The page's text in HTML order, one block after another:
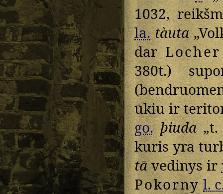
1032,
la. tàuta
darLocher
380t.)
ūkiu ir
go. þiuda„t.
kuris yra
tāvedinys ir
Pokornyl.